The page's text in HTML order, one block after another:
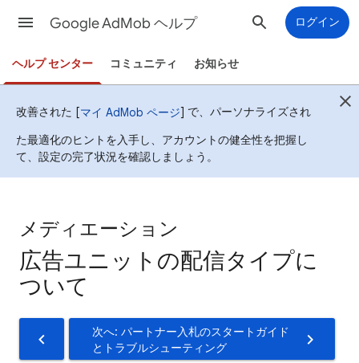
Google AdMob ヘルプ ログイン
ヘルプ センター コミュニティ お知らせ
改善された [マイ AdMob ページ] で、パーソナライズされ
た最適化のヒントを入手し、アカウントの健全性を把握し
て、設定の完了状況を確認しましょう。
メディエーション
広告ユニットの配信タイプに
ついて
次へ: パートナー入札のスタートガイド
とトラブルシューティング